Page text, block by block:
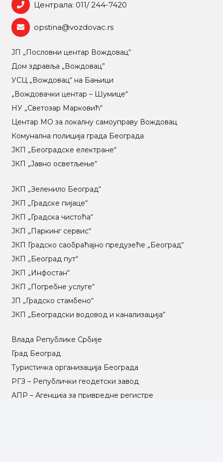
Централа: 011/ 244-7420
opstina@vozdovac.rs
ЈП „Пословни центар Вождовац“
Дом здравља „Вождовац”
УСЦ „Вождовац“ на Бањици
„Вождовачки центар – Шумице“
НУ „Светозар Марковић“
Центар МO за локалну самоуправу Вождовац
Комунална полиција града Београда
ЈКП „Београдске електране“
ЈКП „Јавно осветљење“
ЈКП „Зеленило Београд“
ЈКП „Градске пијаце“
ЈКП „Градска чистоћа“
ЈКП „Паркинг сервис“
ЈКП Градско саобраћајно предузеће „Београд“
ЈКП „Београд пут“
ЈКП „Инфостан“
ЈКП „Погребне услуге“
ЈП „Градско стамбено“
ЈКП „Београдски водовод и канализација“
Влада Републике Србије
Град Београд
Туристичка организација Београда
РГЗ – Републички геодетски завод
АПР – Агенција за привредне регистре